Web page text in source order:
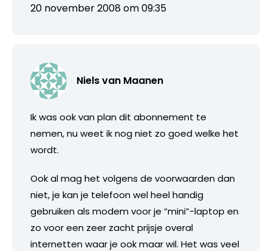
20 november 2008 om 09:35
Niels van Maanen
Ik was ook van plan dit abonnement te
nemen, nu weet ik nog niet zo goed welke het
wordt.
Ook al mag het volgens de voorwaarden dan
niet, je kan je telefoon wel heel handig
gebruiken als modem voor je “mini”-laptop en
zo voor een zeer zacht prijsje overal
internetten waar je ook maar wil. Het was veel